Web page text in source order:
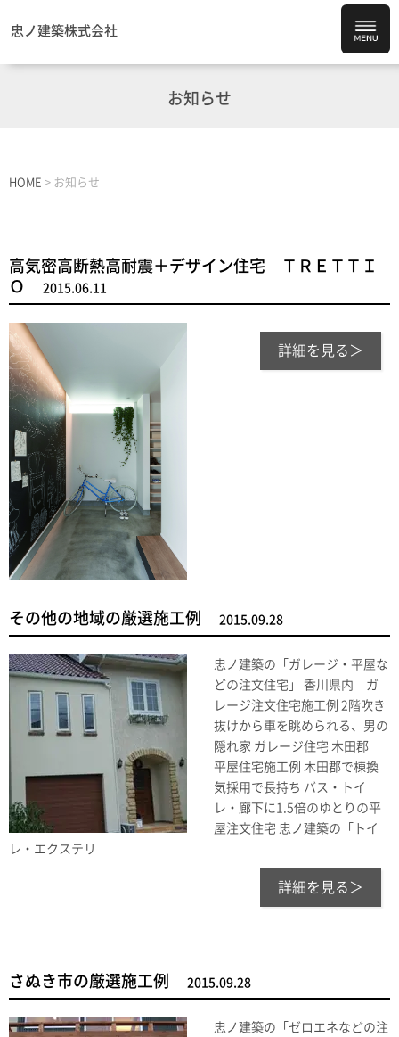
忠ノ建築株式会社
お知らせ
HOME > お知らせ
高気密高断熱高耐震＋デザイン住宅 ＴＲＥＴＴＩ
Ｏ
2015.06.11
詳細を見る＞
その他の地域の厳選施工例 2015.09.28
忠ノ建築の「ガレージ・平屋な
どの注文住宅」 香川県内 ガ
レージ注文住宅施工例 2階吹き
抜けから車を眺められる、男の
隠れ家 ガレージ住宅 木田郡
平屋住宅施工例 木田郡で棟換
気採用で長持ち バス・トイ
レ・廊下に1.5倍のゆとりの平
屋注文住宅 忠ノ建築の「トイ
レ・エクステリ
詳細を見る＞
さぬき市の厳選施工例 2015.09.28
忠ノ建築の「ゼロエネなどの注